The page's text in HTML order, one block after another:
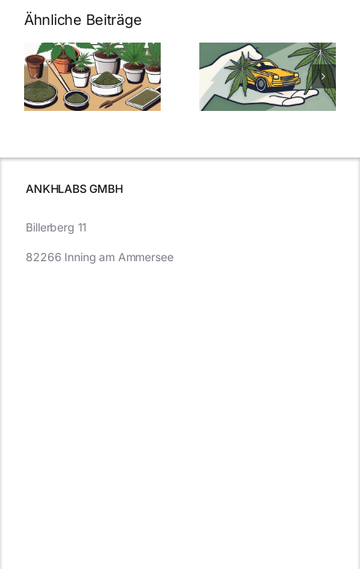
Ähnliche Beiträge
Neue THC-
Grenzwert-
Regelung:
Was Sie über
Cannabis und
müssen
Cannabis
Samen
kaufen: Alles
was Sie
ANKHLABS GMBH
Billerberg 11
82266 Inning am Ammersee